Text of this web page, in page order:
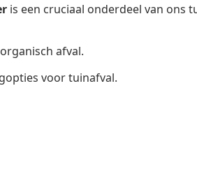
is een cruciaal onderdeel van ons
afval.
voor tuinafval.